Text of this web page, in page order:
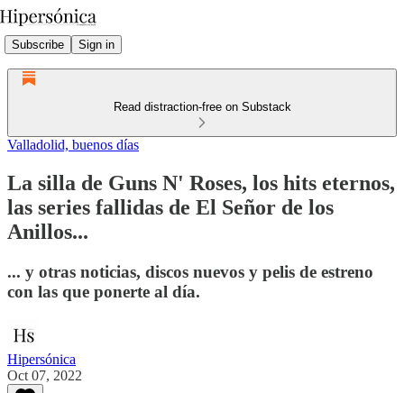
Subscribe Sign in
Read distraction-free on Substack
Valladolid, buenos días
La silla de Guns N' Roses, los hits eternos,
las series fallidas de El Señor de los
Anillos...
... y otras noticias, discos nuevos y pelis de estreno
con las que ponerte al día.
Hipersónica
Oct 07, 2022